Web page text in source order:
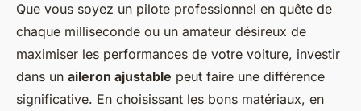
Que vous soyez un pilote professionnel en quête de
chaque milliseconde ou un amateur désireux de
maximiser les performances de votre voiture, investir
dans un aileron ajustable peut faire une différence
significative. En choisissant les bons matériaux, en